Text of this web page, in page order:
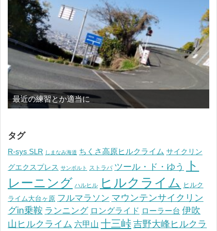
最近の練習とか適当に
タグ
R-sys SLR しまなみ海道 ちくさ高原ヒルクライム サイクリン
グエクスプレス サンボルト ストラバ ツール・ド・ゆう
ト
レーニング ハルヒル ヒルクライム ヒルク
ライム大台ヶ原 フルマラソン マウンテンサイクリン
グin乗鞍 ランニング ロングライド ローラー台 伊吹
山ヒルクライム 六甲山 十三峠吉野大峰ヒルクラ